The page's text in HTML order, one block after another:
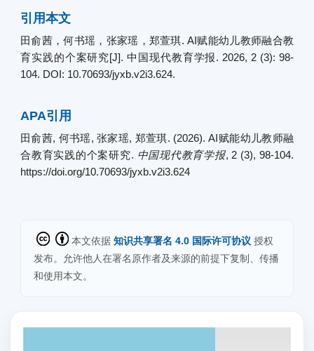
引用本文
田俞茜，何书瑶，张家瑶，郑萱琪. AI赋能幼儿教师融合教
育实践的个案研究[J]. 中国现代教育学报. 2026, 2 (3): 98-
104. DOI: 10.70693/jyxb.v2i3.624.
APA引用
田俞茜, 何书瑶, 张家瑶, 郑萱琪. (2026). AI赋能幼儿教师融
合教育实践的个案研究. 中国现代教育学报, 2 (3), 98-104.
https://doi.org/10.70693/jyxb.v2i3.624
本文依据知识共享署名 4.0 国际许可协议授权
发布。允许他人在署名原作者及来源的前提下复制、传播
和使用本文。